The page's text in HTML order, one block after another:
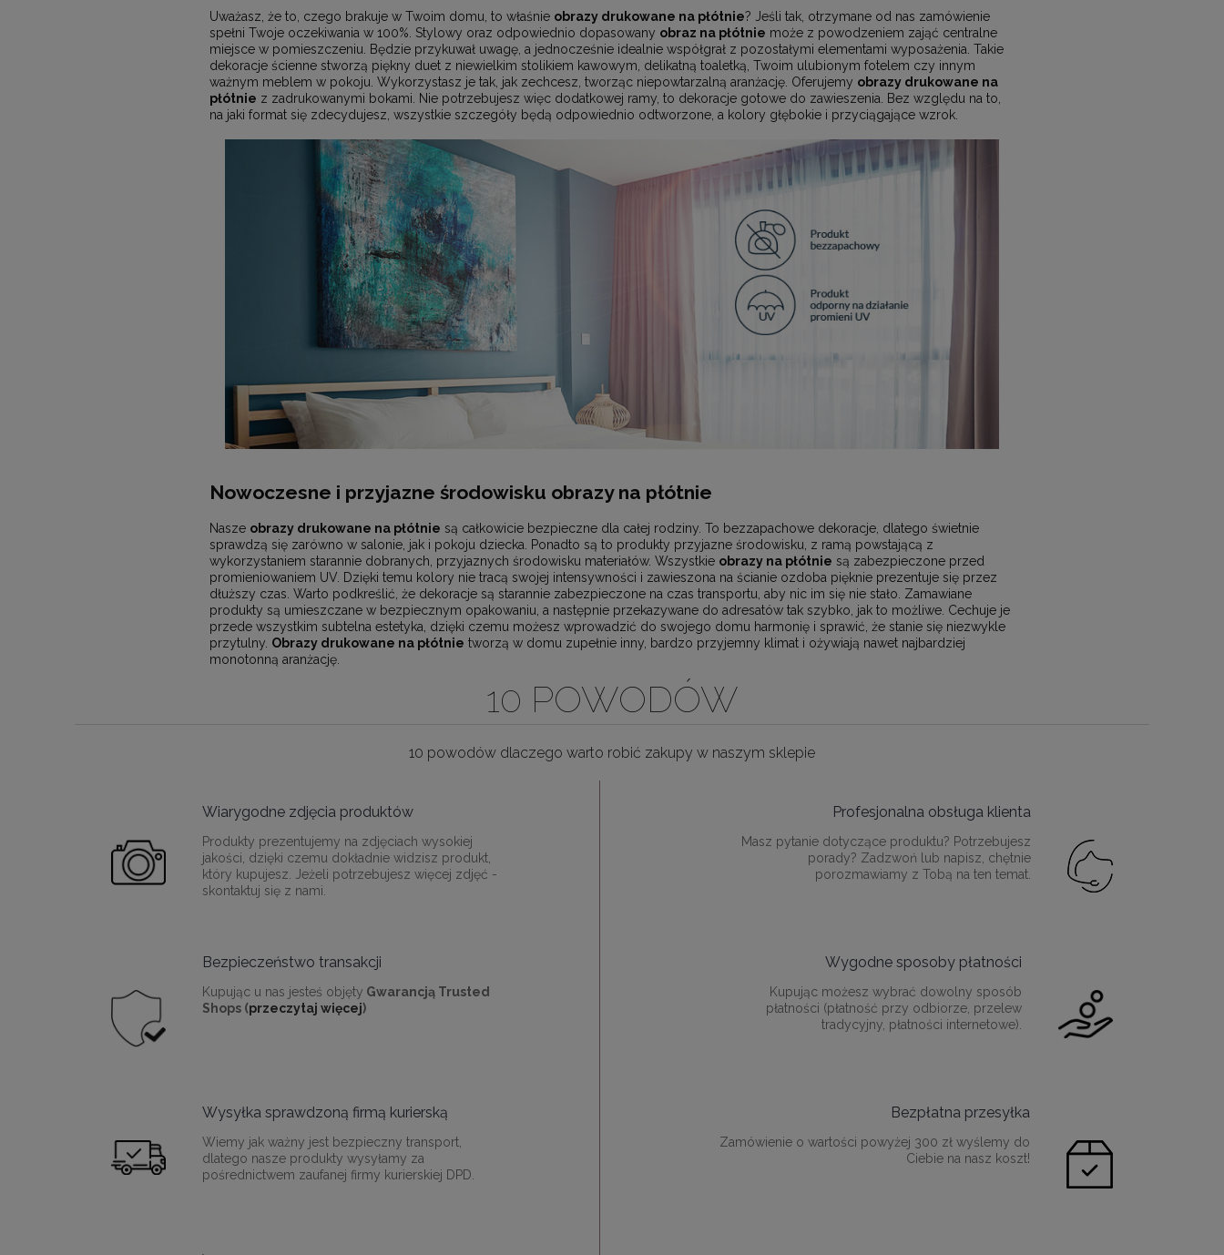
Uważasz, że to, czego brakuje w Twoim domu, to właśnie obrazy drukowane na płótnie? Jeśli tak, otrzymane od nas zamówienie
spełni Twoje oczekiwania w 100%. Stylowy oraz odpowiednio dopasowany obraz na płótnie może z powodzeniem zająć centralne
miejsce w pomieszczeniu. Będzie przykuwał uwagę, a jednocześnie idealnie współgrał z pozostałymi elementami wyposażenia. Takie
dekoracje ścienne stworzą piękny duet z niewielkim stolikiem kawowym, delikatną toaletką, Twoim ulubionym fotelem czy innym
ważnym meblem w pokoju. Wykorzystasz je tak, jak zechcesz, tworząc niepowtarzalną aranżację. Oferujemy obrazy drukowane na
płótnie z zadrukowanymi bokami. Nie potrzebujesz więc dodatkowej ramy, to dekoracje gotowe do zawieszenia. Bez względu na to,
na jaki format się zdecydujesz, wszystkie szczegóły będą odpowiednio odtworzone, a kolory głębokie i przyciągające wzrok.
Nowoczesne i przyjazne środowisku obrazy na płótnie
Nasze obrazy drukowane na płótnie są całkowicie bezpieczne dla całej rodziny. To bezzapachowe dekoracje, dlatego świetnie
sprawdzą się zarówno w salonie, jak i pokoju dziecka. Ponadto są to produkty przyjazne środowisku, z ramą powstającą z
wykorzystaniem starannie dobranych, przyjaznych środowisku materiałów. Wszystkie obrazy na płótnie są zabezpieczone przed
promieniowaniem UV. Dzięki temu kolory nie tracą swojej intensywności i zawieszona na ścianie ozdoba pięknie prezentuje się przez
dłuższy czas. Warto podkreślić, że dekoracje są starannie zabezpieczone na czas transportu, aby nic im się nie stało. Zamawiane
produkty są umieszczane w bezpiecznym opakowaniu, a następnie przekazywane do adresatów tak szybko, jak to możliwe. Cechuje je
przede wszystkim subtelna estetyka, dzięki czemu możesz wprowadzić do swojego domu harmonię i sprawić, że stanie się niezwykle
przytulny. Obrazy drukowane na płótnie tworzą w domu zupełnie inny, bardzo przyjemny klimat i ożywiają nawet najbardziej
monotonną aranżację.
10 POWODÓW
10 powodów dlaczego warto robić zakupy w naszym sklepie
Wiarygodne zdjęcia produktów
Produkty prezentujemy na zdjęciach wysokiej
jakości, dzięki czemu dokładnie widzisz produkt,
który kupujesz. Jeżeli potrzebujesz więcej zdjęć -
skontaktuj się z nami.
Profesjonalna obsługa klienta
Masz pytanie dotyczące produktu? Potrzebujesz
porady? Zadzwoń lub napisz, chętnie
porozmawiamy z Tobą na ten temat.
Bezpieczeństwo transakcji
Kupując u nas jesteś objęty Gwarancją Trusted
Shops (przeczytaj więcej)
Wygodne sposoby płatności
Kupując możesz wybrać dowolny sposób
płatności (płatność przy odbiorze, przelew
tradycyjny, płatności internetowe).
Wysyłka sprawdzoną firmą kurierską
Wiemy jak ważny jest bezpieczny transport,
dlatego nasze produkty wysyłamy za
pośrednictwem zaufanej firmy kurierskiej DPD.
Bezpłatna przesyłka
Zamówienie o wartości powyżej 300 zł wyślemy do
Ciebie na nasz koszt!